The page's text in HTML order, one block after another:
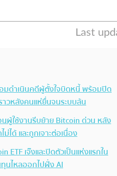
มดำเนินคดีผู้ตั้งใจบิดหนี้ พร้อมปิด
วหลังคนแห่ยื่นจนระบบล้น
นผู้ใช้งานรีบย้าย Bitcoin ด่วน หลัง
ได้ และถูกเจาะต่อเนื่อง
ETF เจ๊งและปิดตัวเป็นแห่งแรกใน
นไหลออกไปฝั่ง AI